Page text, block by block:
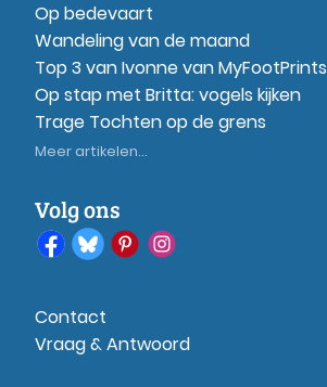
Op bedevaart
Wandeling van de maand
Top 3 van Ivonne van MyFootPrints
Op stap met Britta: vogels kijken
Trage Tochten op de grens
Meer artikelen...
Volg ons
Contact
Vraag & Antwoord